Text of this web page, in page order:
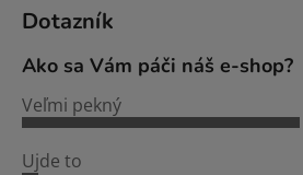
Dotazník
Ako sa Vám páči náš e-shop?
Veľmi pekný
Ujde to